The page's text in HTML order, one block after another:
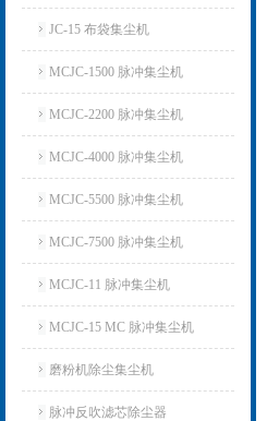
JC-15 布袋集尘机
MCJC-1500 脉冲集尘机
MCJC-2200 脉冲集尘机
MCJC-4000 脉冲集尘机
MCJC-5500 脉冲集尘机
MCJC-7500 脉冲集尘机
MCJC-11 脉冲集尘机
MCJC-15 MC 脉冲集尘机
磨粉机除尘集尘机
脉冲反吹滤芯除尘器